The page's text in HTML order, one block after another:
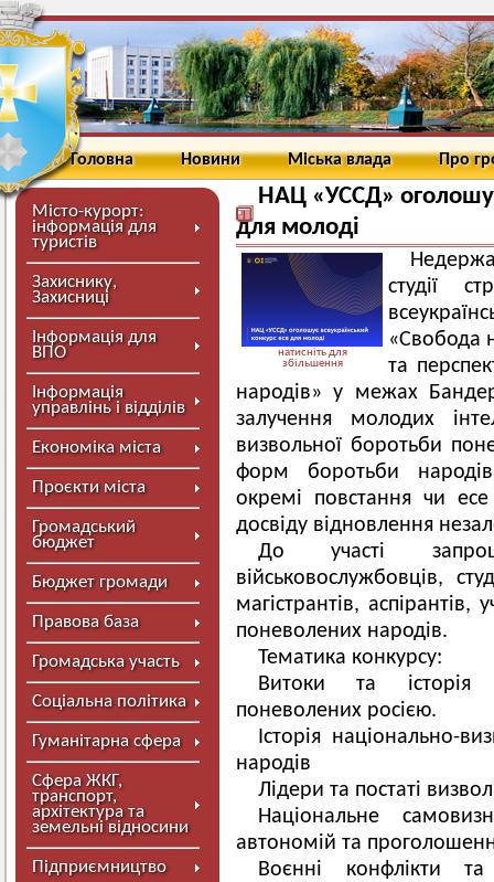
Головна Новини Міська влада Про
Місто-курорт:
інформація для
туристів
Захиснику,
Захисниці
Інформація для
ВПО
Інформація
управлінь і відділів
Економіка міста
Проєкти міста
Громадський
бюджет
Бюджет громади
Правова база
Громадська участь
Соціальна політика
Гуманітарна сфера
Сфера ЖКГ,
транспорт,
архітектура та
земельні відносини
Підприємництво
НАЦ «УССД»
для молоді
натисніть для
збільшення
студії
«Свобода
та
народів» у межах
залучення молодих
визвольної боротьби
форм боротьби народів
окремі повстання чи
досвіду відновлення
До участі
військовослужбовців,
магістрантів, аспірантів,
поневолених народів.
Тематика конкурсу:
Витоки та історія
поневолених росією.
Історія національно-
народів
Лідери та постаті
Національне
автономій та
Воєнні конфлікти